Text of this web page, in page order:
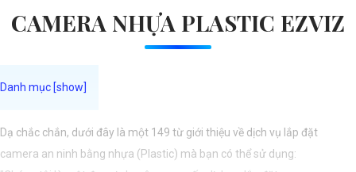
CAMERA NHỰA PLASTIC EZVIZ
Dạ chắc chắn, dưới đây là một 149 từ giới thiệu về dịch vụ lắp đặt
camera an ninh bằng nhựa (Plastic) mà bạn có thể sử dụng: